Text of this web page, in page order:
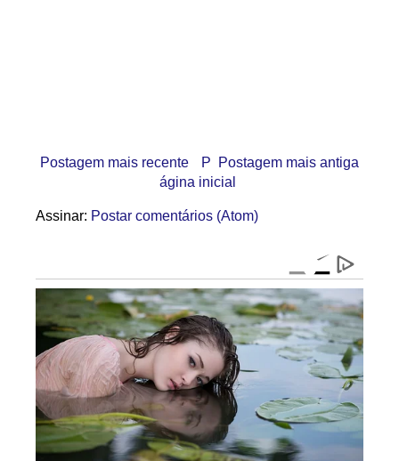
Postagem mais recente Postagem mais antiga
P
ágina inicial
Assinar: Postar comentários (Atom)